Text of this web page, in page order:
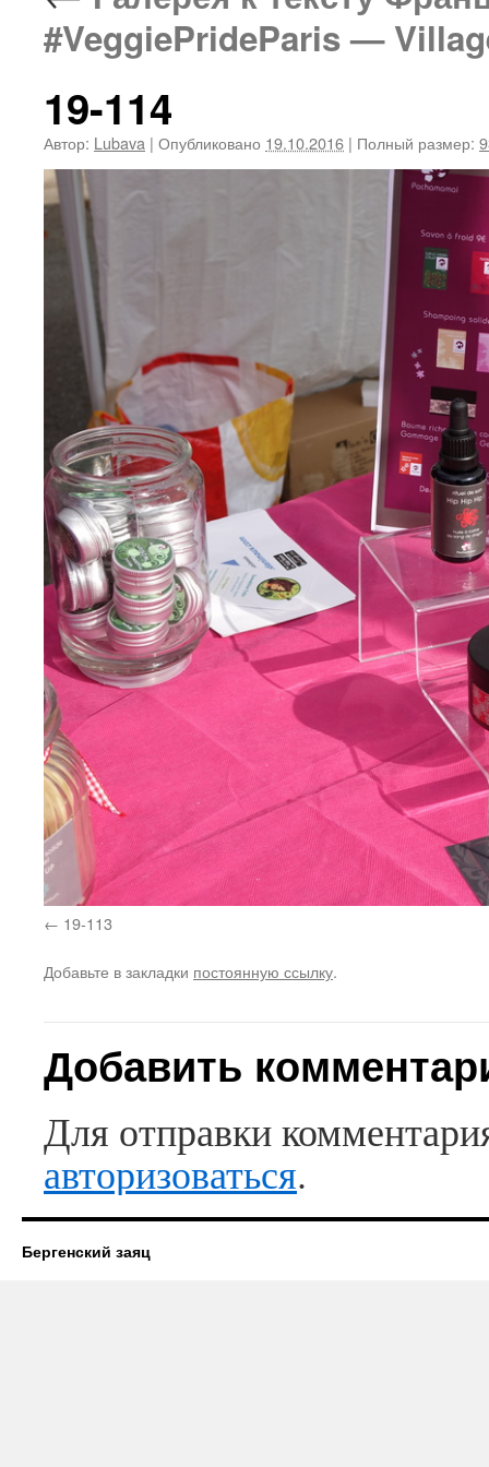
#VeggiePrideParis —
19-114
Автор: Lubava | Опубликовано 19.10.2016 | Полный размер:
19-113
Добавьте в закладки постоянную ссылку.
Добавить
Для отправки
авторизоваться.
Бергенский заяц